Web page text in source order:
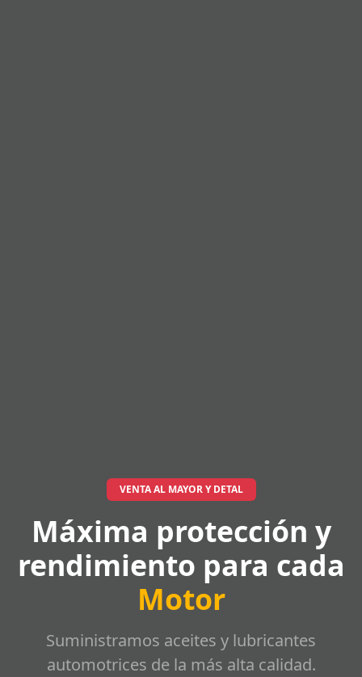
VENTA AL MAYOR Y DETAL
Máxima protección y
rendimiento para cada
Motor
Suministramos aceites y lubricantes
automotrices de la más alta calidad.